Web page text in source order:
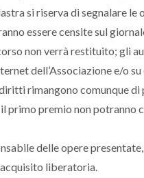
si riserva di segnalare
essere censite sul
non verrà restituito; gli
dell’Associazione e/o
rimangono comunque
primo premio non potranno
delle opere
liberatoria.